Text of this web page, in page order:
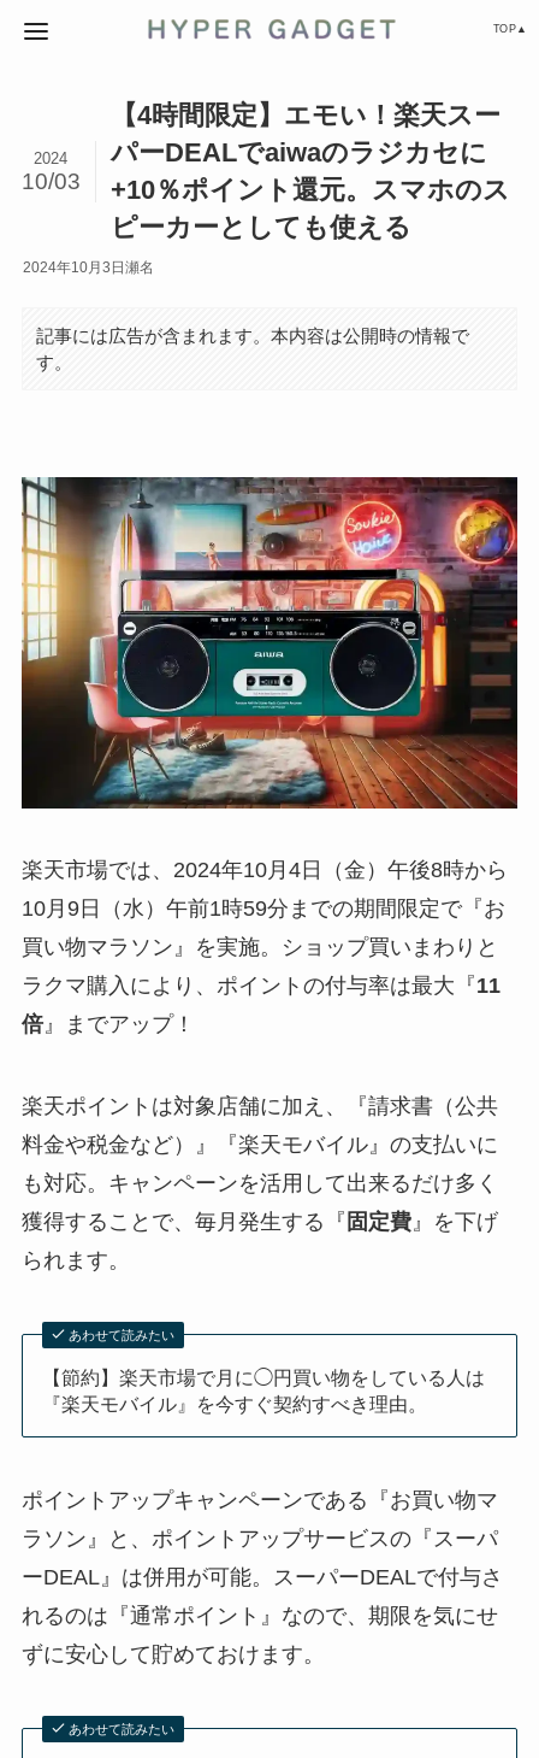
TOP▲
【4時間限定】エモい！楽天スー
パーDEALでaiwaのラジカセに
+10％ポイント還元。スマホのス
ピーカーとしても使える
2024
10/03
2024年10月3日 瀬名
記事には広告が含まれます。本内容は公開時の情報で
す。
楽天市場では、2024年10月4日（金）午後8時から
10月9日（水）午前1時59分までの期間限定で『お
買い物マラソン』を実施。ショップ買いまわりと
ラクマ購入により、ポイントの付与率は最大『11
倍』までアップ！
楽天ポイントは対象店舗に加え、『請求書（公共
料金や税金など）』『楽天モバイル』の支払いに
も対応。キャンペーンを活用して出来るだけ多く
獲得することで、毎月発生する『 固定費』を下げ
られます。
あわせて読みたい
【節約】楽天市場で月に◯円買い物をしている人は
『楽天モバイル』を今すぐ契約すべき理由。
ポイントアップキャンペーンである『お買い物マ
ラソン』と、ポイントアップサービスの『スーパ
ーDEAL』は併用が可能。スーパーDEALで付与さ
れるのは『通常ポイント』なので、期限を気にせ
ずに安心して貯めておけます。
あわせて読みたい